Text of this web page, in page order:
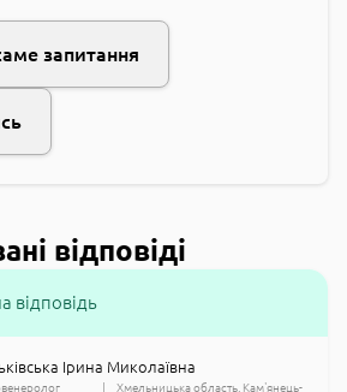
запитання
відповіді
відповідь
Ірина Миколаївна
Хмельницька область Кам'янець-